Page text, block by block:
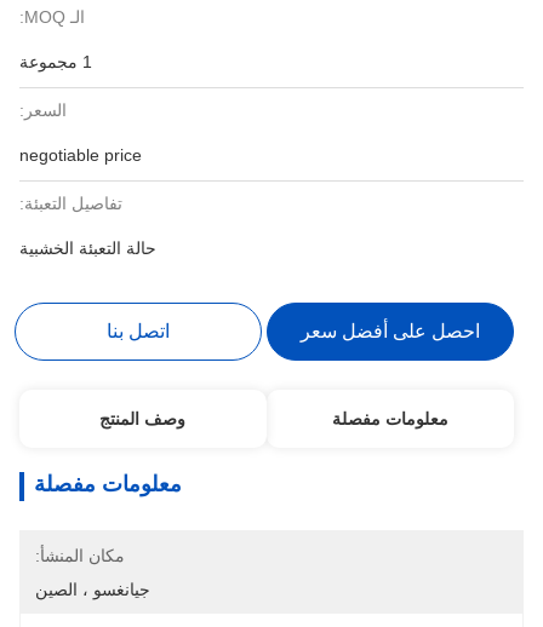
الـ MOQ:
1 مجموعة
السعر:
negotiable price
تفاصيل التعبئة:
حالة التعبئة الخشبية
احصل على أفضل سعر اتصل بنا
معلومات مفصلة وصف المنتج
معلومات مفصلة
مكان المنشأ:
جيانغسو ، الصين